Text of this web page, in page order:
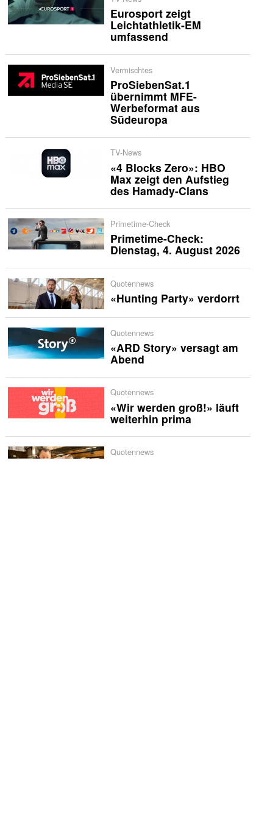
Eurosport zeigt
Leichtathletik-EM
umfassend
Vermischtes
ProSiebenSat.1
übernimmt MFE-
Werbeformat aus
Südeuropa
TV-News
«4 Blocks Zero»: HBO
Max zeigt den Aufstieg
des Hamady-Clans
Primetime-Check
Primetime-Check:
Dienstag, 4. August 2026
Quotennews
«Hunting Party» verdorrt
Quotennews
«ARD Story» versagt am
Abend
Quotennews
«Wir werden groß!» läuft
weiterhin prima
Quotennews